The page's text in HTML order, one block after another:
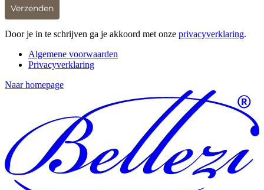
Verzenden
Door je in te schrijven ga je akkoord met onze privacyverklaring.
Algemene voorwaarden
Privacyverklaring
Naar homepage